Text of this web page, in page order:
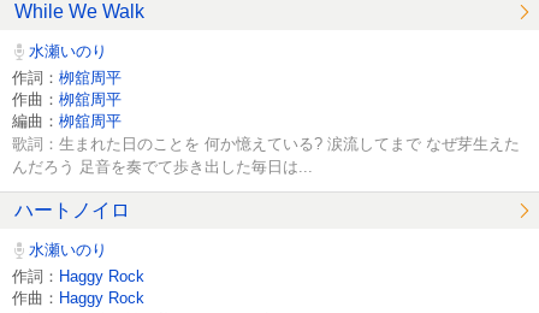
While We Walk
水瀬いのり
作詞： 栁舘周平
作曲： 栁舘周平
編曲： 栁舘周平
歌詞：生まれた日のことを 何か憶えている? 涙流してまで なぜ芽生えた
んだろう 足音を奏でて歩き出した毎日は...
ハートノイロ
水瀬いのり
作詞： Haggy Rock
作曲： Haggy Rock